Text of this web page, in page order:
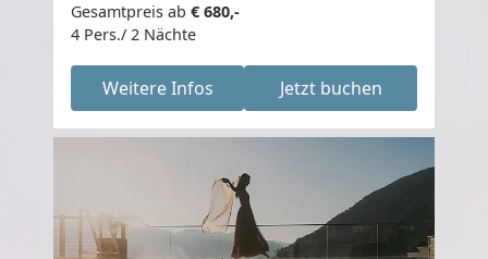
Gesamtpreis ab € 680,-
4 Pers./ 2 Nächte
Weitere Infos Jetzt buchen